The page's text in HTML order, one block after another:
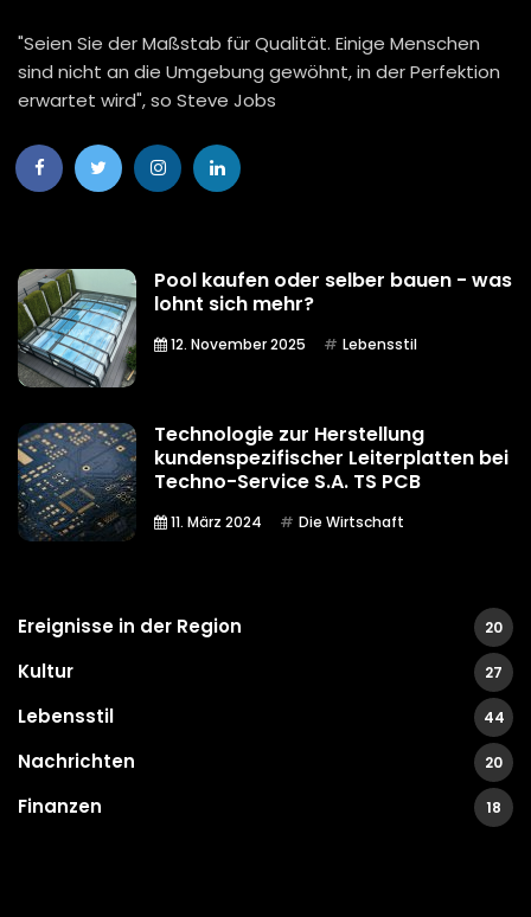
"Seien Sie der Maßstab für Qualität. Einige Menschen
sind nicht an die Umgebung gewöhnt, in der Perfektion
erwartet wird", so Steve Jobs
Pool kaufen oder selber bauen - was
lohnt sich mehr?
12. November 2025 Lebensstil
Technologie zur Herstellung
kundenspezifischer Leiterplatten bei
Techno-Service S.A. TS PCB
11. März 2024 Die Wirtschaft
Ereignisse in der Region 20
Kultur 27
Lebensstil 44
Nachrichten 20
Finanzen 18